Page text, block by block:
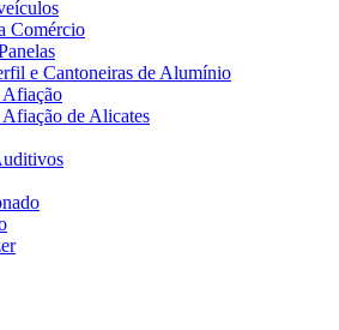
Comércio
e Cantoneiras de Alumínio
Afiação
de Alicates